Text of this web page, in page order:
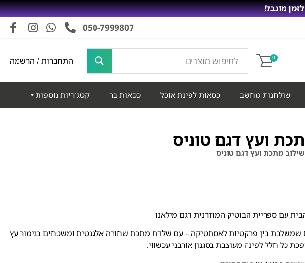
מוגבל!
050-7999807
0 התחברות / הרשמה
שולחנות מחשב כסאות לפינת אוכל כסאות בר קטגוריות נוספות
ועץ דגם טוניס
מתכת ועץ דגם טוניס
עם ספריית הבוטיק המודרנית דגם מילאנו
שמשלבת בין פרקטיות לאסתטיקה – עם שלדת מתכת שחורה אלגנטית ומשטחים בגימור עץ
כל חלל לפינה מעוצבת בסגנון אורבני עכשווי.